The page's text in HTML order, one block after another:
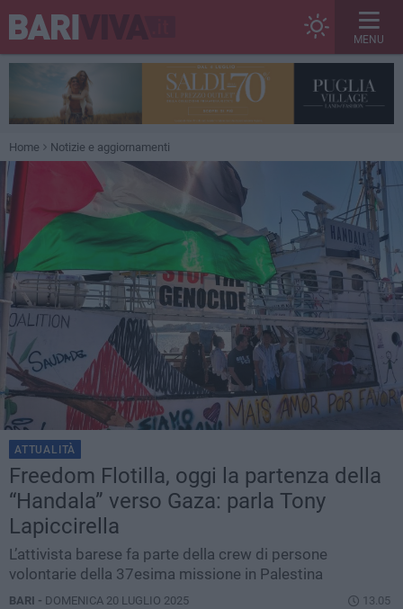
MENU
Home Notizie e aggiornamenti
ATTUALITÀ
Freedom Flotilla, oggi la partenza della
“Handala” verso Gaza: parla Tony
Lapiccirella
L’attivista barese fa parte della crew di persone
volontarie della 37esima missione in Palestina
BARI - DOMENICA 20 LUGLIO 2025 13.05